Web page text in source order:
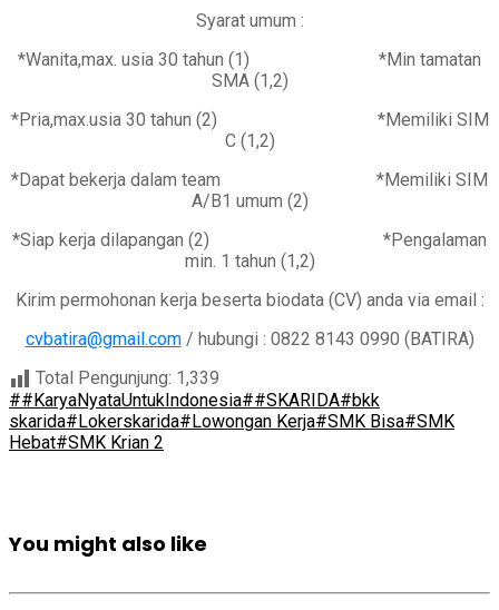
Syarat umum :
*Wanita,max. usia 30 tahun (1) *Min tamatan
SMA (1,2)
*Pria,max.usia 30 tahun (2) *Memiliki SIM
C (1,2)
*Dapat bekerja dalam team *Memiliki SIM
A/B1 umum (2)
*Siap kerja dilapangan (2) *Pengalaman
min. 1 tahun (1,2)
Kirim permohonan kerja beserta biodata (CV) anda via email :
cvbatira@gmail.com/ hubungi : 0822 8143 0990 (BATIRA)
Total Pengunjung: 1,339
##KaryaNyataUntukIndonesia##SKARIDA#bkk
skarida#Lokerskarida#Lowongan Kerja#SMK Bisa#SMK
Hebat#SMK Krian 2
You might also like